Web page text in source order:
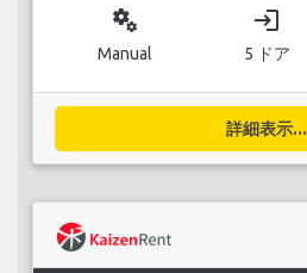
miscellaneous_services
Manual
login
5 ドア
詳細表示...